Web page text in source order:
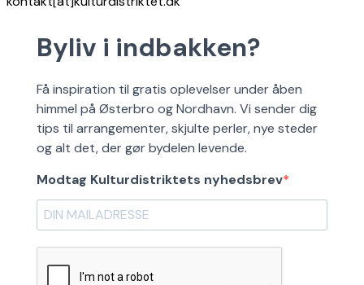
Byliv i indbakken?
Få inspiration til gratis oplevelser under åben
himmel på Østerbro og Nordhavn. Vi sender dig
tips til arrangementer, skjulte perler, nye steder
og alt det, der gør bydelen levende.
Modtag Kulturdistriktets nyhedsbrev